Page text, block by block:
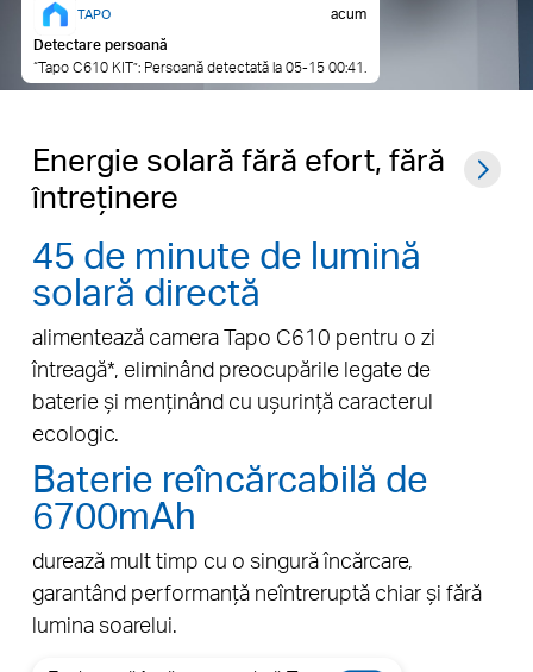
TAPO
acum
Detectare persoană
“Tapo C610 KIT”: Persoană detectată la 05-15 00:41.
Energie solară fără efort, fără
întreținere
45 de minute de lumină
solară directă
alimentează camera Tapo C610 pentru o zi
întreagă*, eliminând preocupările legate de
baterie și menținând cu ușurință caracterul
ecologic.
Baterie reîncărcabilă de
6700mAh
durează mult timp cu o singură încărcare,
garantând performanță neîntreruptă chiar și fără
lumina soarelui.